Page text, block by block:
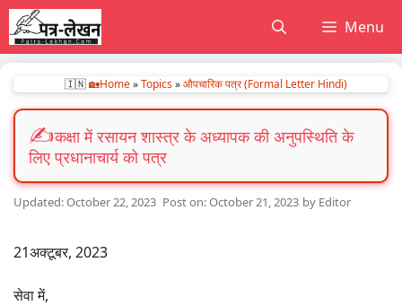
Skip
to
content
Menu
🇮🇳 🏡Home»Topics»औपचारिक पत्र (Formal Letter Hindi)
कक्षा में रसायन शास्त्र के अध्यापक की अनुपस्थिति के
लिए प्रधानाचार्य को पत्र
October 22, 2023 October 21, 2023 by Editor
21अक्टूबर, 2023
सेवा में,